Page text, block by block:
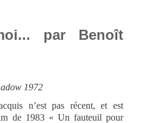
par Benoît
1972
n’est pas récent, et est
de 1983 « Un fauteuil pour